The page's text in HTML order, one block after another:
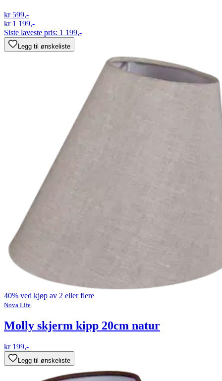
kr 599,-
kr 1 199,-
Siste laveste pris: 1 199,-
Legg til ønskeliste
40% ved kjøp av 2 eller flere
Nova Life
Molly skjerm kipp 20cm natur
kr 199,-
Legg til ønskeliste